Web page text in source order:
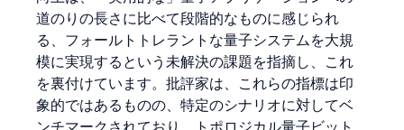
道のりの長さに比べて段階的なものに感じられ
る、フォールトトレラントな量子システムを大規
模に実現するという未解決の課題を指摘し、これ
を裏付けています。批評家は、これらの指標は印
象的ではあるものの、特定のシナリオに対してベ